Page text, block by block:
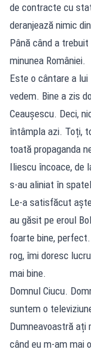
de contracte cu
deranjează nimic
Până când a
minunea României.
Este o cântare a
vedem. Bine a zis
Ceaușescu. Deci,
întâmpla azi. Toți,
toată propaganda
Iliescu încoace, de
s-au aliniat în
Le-a satisfăcut
au găsit pe eroul
foarte bine,
rog, îmi doresc
mai bine.
Domnul Ciucu.
suntem o
Dumneavoastră
când eu m-am mai